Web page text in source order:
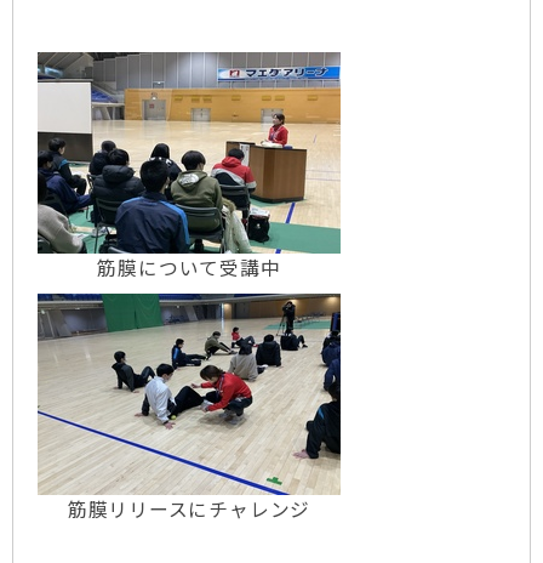
筋膜について受講中
筋膜リリースにチャレンジ